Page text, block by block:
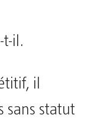
t-il.
il
sans statut